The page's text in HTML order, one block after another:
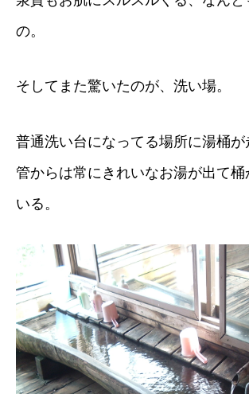
の。
そしてまた驚いたのが、洗い場。
普通洗い台になってる場所に湯桶が
管からは常にきれいなお湯が出て桶
いる。